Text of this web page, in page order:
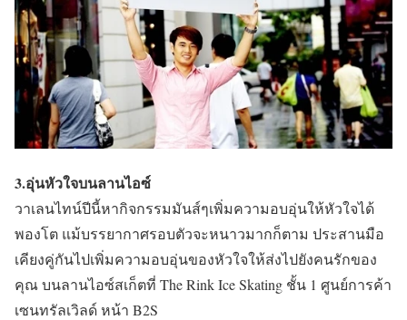
3.อุ่นหัวใจบนลานไอซ์
วาเลนไทน์ปีนี้หากิจกรรมมันส์ๆเพิ่มความอบอุ่นให้หัวใจได้
พองโต แม้บรรยากาศรอบตัวจะหนาวมากก็ตาม ประสานมือ
เคียงคู่กันไปเพิ่มความอบอุ่นของหัวใจให้ส่งไปยังคนรักของ
คุณ บนลานไอซ์สเก็ตที่ The Rink Ice Skating ชั้น 1 ศูนย์การค้า
เซนทรัลเวิลด์ หน้า B2S